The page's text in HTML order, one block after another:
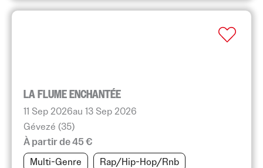
LA FLUME ENCHANTÉE
11 Sep 2026au 13 Sep 2026
Gévezé (35)
À partir de 45 €
Multi-Genre
Rap/Hip-Hop/Rnb